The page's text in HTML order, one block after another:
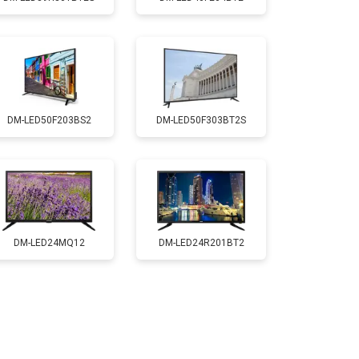
3500 ₽ Заказать
3100 ₽ Заказать
3700 ₽ Заказать
5500 ₽ Заказать
3900 ₽
DM-LED50F203BS2 DM-LED50F303BT2S
DM-LED24MQ12 DM-LED24R201BT2